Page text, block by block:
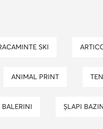
SKI
ANIMAL PRINT
BALERINI ȘLAPI